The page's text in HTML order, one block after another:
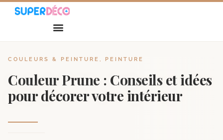
COULEURS & PEINTURE , PEINTURE
Couleur Prune : Conseils et idées
pour décorer votre intérieur